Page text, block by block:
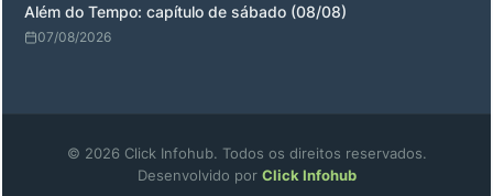
Além do Tempo: capítulo de sábado (08/08)
07/08/2026
© 2026 Click Infohub. Todos os direitos reservados.
Desenvolvido por Click Infohub